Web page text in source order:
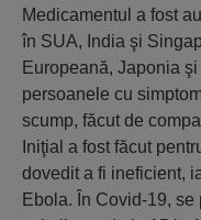
Medicamentul a fost
în SUA, India şi
Europeană, Japonia
persoanele cu
scump, făcut de
Iniţial a fost făcut
dovedit a fi ineficient,
Ebola. În Covid-19,